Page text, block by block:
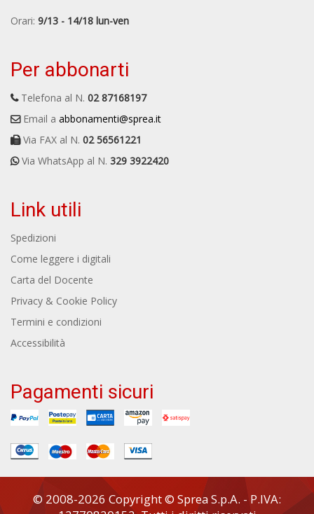
Orari: 9/13 - 14/18 lun-ven
Per abbonarti
Telefona al N. 02 87168197
Email a abbonamenti@sprea.it
Via FAX al N. 02 56561221
Via WhatsApp al N. 329 3922420
Link utili
Spedizioni
Come leggere i digitali
Carta del Docente
Privacy & Cookie Policy
Termini e condizioni
Accessibilità
Pagamenti sicuri
© 2008-2026 Copyright © Sprea S.p.A. - P.IVA: